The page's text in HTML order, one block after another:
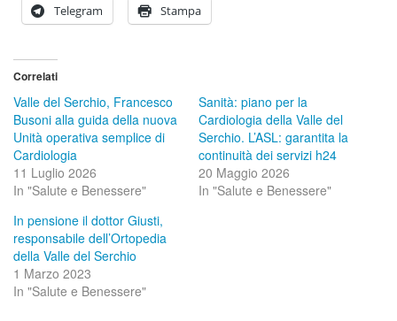
Telegram Stampa
Correlati
Valle del Serchio, Francesco
Busoni alla guida della nuova
Unità operativa semplice di
Cardiologia
11 Luglio 2026
In "Salute e Benessere"
Sanità: piano per la
Cardiologia della Valle del
Serchio. L’ASL: garantita la
continuità dei servizi h24
20 Maggio 2026
In "Salute e Benessere"
In pensione il dottor Giusti,
responsabile dell’Ortopedia
della Valle del Serchio
1 Marzo 2023
In "Salute e Benessere"